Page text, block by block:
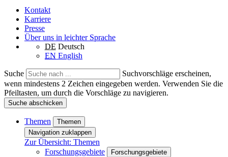
Kontakt
Karriere
Presse
Über uns in leichter Sprache
DE Deutsch
EN English
Suche
Suchvorschläge erscheinen,
wenn mindestens 2 Zeichen eingegeben werden. Verwenden Sie die
Pfeiltasten, um durch die Vorschläge zu navigieren.
Suche abschicken
Themen
Themen
Navigation zuklappen
Zur Übersicht: Themen
Forschungsgebiete
Forschungsgebiete